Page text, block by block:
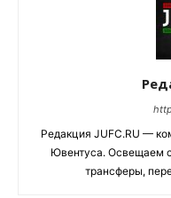
Редакция JUFC.RU —
Ювентуса. Освещаем
трансферы,